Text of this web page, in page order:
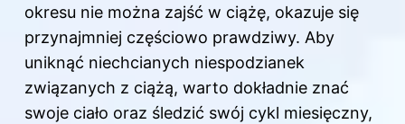
okresu nie można zajść w ciążę, okazuje się
przynajmniej częściowo prawdziwy. Aby
uniknąć niechcianych niespodzianek
związanych z ciążą, warto dokładnie znać
swoje ciało oraz śledzić swój cykl miesięczny,